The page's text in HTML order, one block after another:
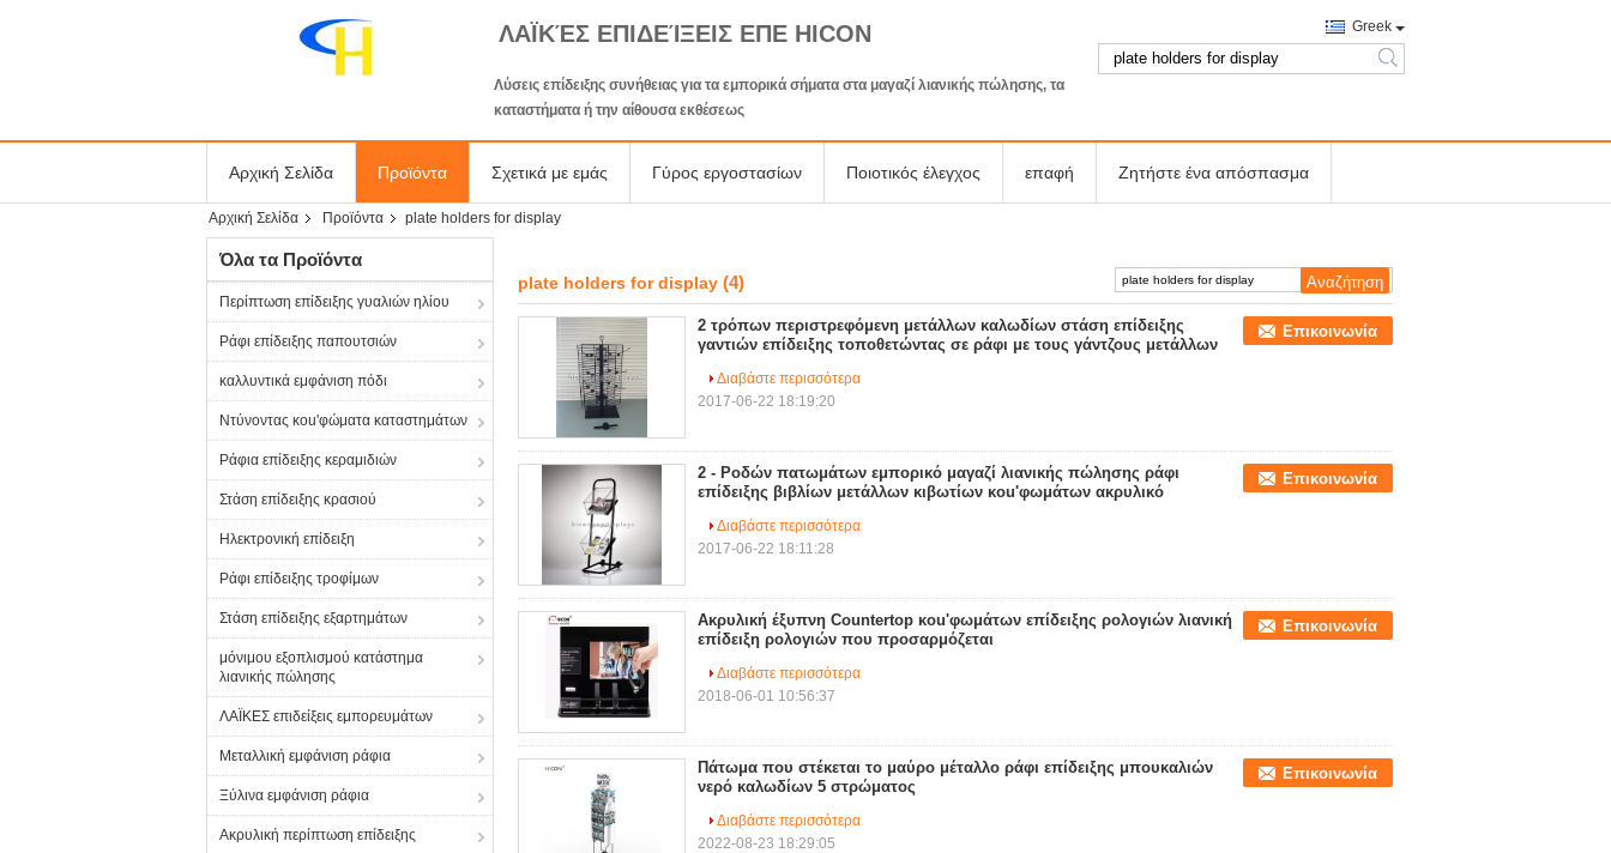
ΛΑΪΚΈΣ ΕΠΙΔΕΊΞΕΙΣ ΕΠΕ HICON
Λύσεις επίδειξης συνήθειας για τα εμπορικά σήματα στα μαγαζί λιανικής πώλησης, τα
καταστήματα ή την αίθουσα εκθέσεως
Greek
search
Αρχική Σελίδα Προϊόντα Σχετικά με εμάς Γύρος εργοστασίων Ποιοτικός έλεγχος επαφή Ζητήστε ένα απόσπασμα
Αρχική Σελίδα Προϊόντα plate holders for display
Όλα τα Προϊόντα
Περίπτωση επίδειξης γυαλιών ηλίου
Ράφι επίδειξης παπουτσιών
καλλυντικά εμφάνιση πόδι
Ντύνοντας κοu'φώματα καταστημάτων
Ράφια επίδειξης κεραμιδιών
Στάση επίδειξης κρασιού
Ηλεκτρονική επίδειξη
Ράφι επίδειξης τροφίμων
Στάση επίδειξης εξαρτημάτων
μόνιμου εξοπλισμού κατάστημα
λιανικής πώλησης
ΛΑΪΚΕΣ επιδείξεις εμπορευμάτων
Μεταλλική εμφάνιση ράφια
Ξύλινα εμφάνιση ράφια
Ακρυλική περίπτωση επίδειξης
plate holders for display (4)
2 τρόπων περιστρεφόμενη μετάλλων καλωδίων στάση επίδειξης
γαντιών επίδειξης τοποθετώντας σε ράφι με τους γάντζους μετάλλων
Επικοινωνία
Διαβάστε περισσότερα
2017-06-22 18:19:20
2 - Ροδών πατωμάτων εμπορικό μαγαζί λιανικής πώλησης ράφι
επίδειξης βιβλίων μετάλλων κιβωτίων κοu'φωμάτων ακρυλικό
Επικοινωνία
Διαβάστε περισσότερα
2017-06-22 18:11:28
Ακρυλική έξυπνη Countertop κοu'φωμάτων επίδειξης ρολογιών λιανική
επίδειξη ρολογιών που προσαρμόζεται
Επικοινωνία
Διαβάστε περισσότερα
2018-06-01 10:56:37
Πάτωμα που στέκεται το μαύρο μέταλλο ράφι επίδειξης μπουκαλιών
νερό καλωδίων 5 στρώματος
Επικοινωνία
Διαβάστε περισσότερα
2022-08-23 18:29:05